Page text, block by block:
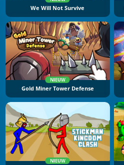
We Will Not Survive
NIEUW
Gold Miner Tower Defense
NIEUW